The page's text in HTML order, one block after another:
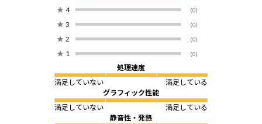
★ 4 (0)
★ 3 (0)
★ 2 (0)
★ 1 (0)
処理速度
満足していない
満足している
グラフィック性能
満足していない
満足している
静音性・発熱